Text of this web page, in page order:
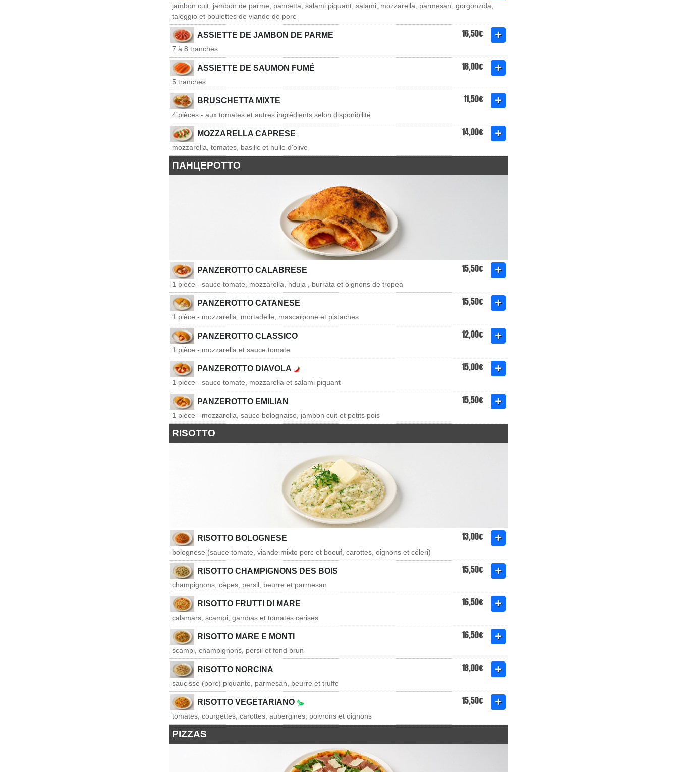
jambon cuit, jambon de parme, pancetta, salami piquant, salami, mozzarella, parmesan, gorgonzola,
taleggio et boulettes de viande de porc
ASSIETTE DE JAMBON DE PARME 16,50€
7 à 8 tranches
ASSIETTE DE SAUMON FUMÉ 18,00€
5 tranches
BRUSCHETTA MIXTE 11,50€
4 pièces - aux tomates et autres ingrédients selon disponibilité
MOZZARELLA CAPRESE 14,00€
mozzarella, tomates, basilic et huile d'olive
ПАНЦЕРОТТО
PANZEROTTO CALABRESE 15,50€
1 pièce - sauce tomate, mozzarella, nduja , burrata et oignons de tropea
PANZEROTTO CATANESE 15,50€
1 pièce - mozzarella, mortadelle, mascarpone et pistaches
PANZEROTTO CLASSICO 12,00€
1 pièce - mozzarella et sauce tomate
PANZEROTTO DIAVOLA 15,00€
1 pièce - sauce tomate, mozzarella et salami piquant
PANZEROTTO EMILIAN 15,50€
1 pièce - mozzarella, sauce bolognaise, jambon cuit et petits pois
RISOTTO
RISOTTO BOLOGNESE 13,00€
bolognese (sauce tomate, viande mixte porc et boeuf, carottes, oignons et céleri)
RISOTTO CHAMPIGNONS DES BOIS 15,50€
champignons, cèpes, persil, beurre et parmesan
RISOTTO FRUTTI DI MARE 16,50€
calamars, scampi, gambas et tomates cerises
RISOTTO MARE E MONTI 16,50€
scampi, champignons, persil et fond brun
RISOTTO NORCINA 18,00€
saucisse (porc) piquante, parmesan, beurre et truffe
RISOTTO VEGETARIANO 15,50€
tomates, courgettes, carottes, aubergines, poivrons et oignons
PIZZAS